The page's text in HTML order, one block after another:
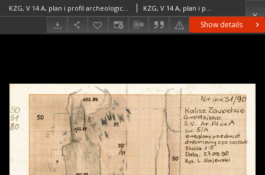
Show details
KZG, V 14 A, plan i profil archeologiczny KZG, V 14 A, plan i profil archeologiczny średniowiecze wczesne